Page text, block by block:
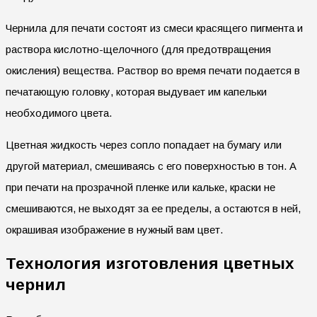
Чернила для печати состоят из смеси красящего пигмента и
раствора кислотно-щелочного (для предотвращения
окисления) вещества. Раствор во время печати подается в
печатающую головку, которая выдувает им капельки
необходимого цвета.
Цветная жидкость через сопло попадает на бумагу или
другой материал, смешиваясь с его поверхностью в тон. А
при печати на прозрачной пленке или кальке, краски не
смешиваются, не выходят за ее пределы, а остаются в ней,
окрашивая изображение в нужный вам цвет.
Технология изготовления цветных
чернил